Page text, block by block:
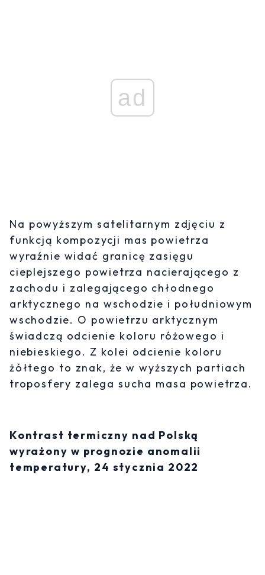
ad
Na powyższym satelitarnym zdjęciu z
funkcją kompozycji mas powietrza
wyraźnie widać granicę zasięgu
cieplejszego powietrza nacierającego z
zachodu i zalegającego chłodnego
arktycznego na wschodzie i południowym
wschodzie. O powietrzu arktycznym
świadczą odcienie koloru różowego i
niebieskiego. Z kolei odcienie koloru
żółtego to znak, że w wyższych partiach
troposfery zalega sucha masa powietrza.
Kontrast termiczny nad Polską
wyrażony w prognozie anomalii
temperatury, 24 stycznia 2022